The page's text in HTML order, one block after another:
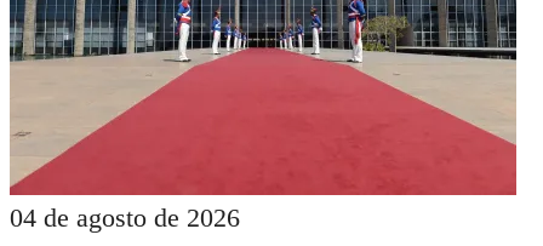
04 de agosto de 2026